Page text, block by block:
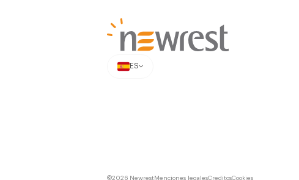
ES
©2026 Newrest Menciones legalesCreditosCookies